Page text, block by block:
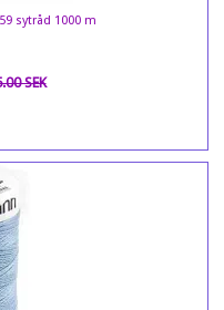
sytråd 1000 m
SEK